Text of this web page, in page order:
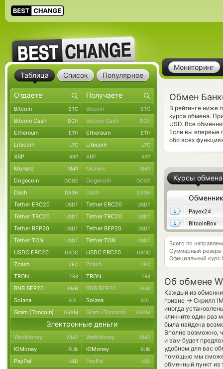
Мониторинг
Обмен
В рейтинге ниже
курса обмена.
USD. Все
Если вы впервые
обо всех
Курсы обмена
Обменник
Payex24
BitcoinBox
Всего по
Суммарный резерв
Официальный курс
Об обмене
Каждый из
гривне → Скрилл
иногда
кликните один раз
была найдена
Вполне возможно,
и вам будет
удобном для вас
помощью мы
обменный пункт из
Таблица Список Популярное
Bitcoin BTC Bitcoin BTC
Bitcoin Cash BCH Bitcoin Cash BCH
Ethereum ETH Ethereum ETH
Litecoin LTC Litecoin LTC
XRP XRP XRP XRP
Monero XMR Monero XMR
Dogecoin DOGE Dogecoin DOGE
Dash DASH Dash DASH
Tether ERC20 USDT Tether ERC20 USDT
Tether TRC20 USDT Tether TRC20 USDT
Tether BEP20 USDT Tether BEP20 USDT
Tether TON USDT Tether TON USDT
USDC ERC20 USDC USDC ERC20 USDC
Zcash ZEC Zcash ZEC
TRON TRX TRON TRX
BNB BEP20 BNB BNB BEP20 BNB
Solana SOL Solana SOL
Gram (Toncoin) GRAM Gram (Toncoin) GRAM
Электронные деньги
WebMoney WMZ WebMoney WMZ
ЮMoney RUB ЮMoney RUB
PayPal USD PayPal USD